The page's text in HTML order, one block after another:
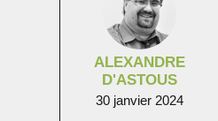
ALEXANDRE
D'ASTOUS
30 janvier 2024